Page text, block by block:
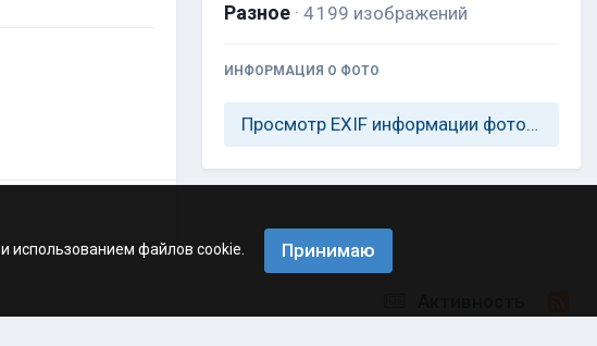
Разное · 4 199 изображений
ИНФОРМАЦИЯ О ФОТО
Просмотр EXIF информации фотографии
и использованием файлов cookie. Принимаю